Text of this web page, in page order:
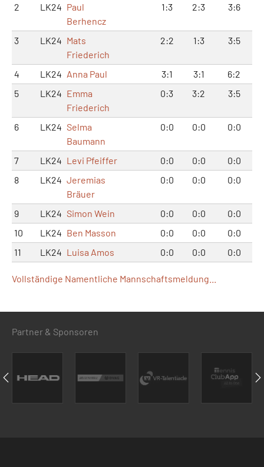
2 LK24 Paul
Berhencz
1:3 2:3 3:6
3 LK24 Mats
Friederich
2:2 1:3 3:5
4 LK24 Anna Paul 3:1 3:1
6:2
5
LK24 Emma
Friederich
0:3 3:2 3:5
6 LK24 Selma
Baumann
0:0 0:0 0:0
7 LK24 Levi Pfeiffer 0:0 0:0
0:0
8
LK24 Jeremias
Bräuer
0:0 0:0 0:0
9 LK24 Simon Wein 0:0 0:0
0:0
10
LK24 Ben Masson 0:0 0:0
0:0
11
LK24 Luisa Amos 0:0 0:0 0:0
Vollständige Namentliche Mannschaftsmeldung...
Partner & Sponsoren